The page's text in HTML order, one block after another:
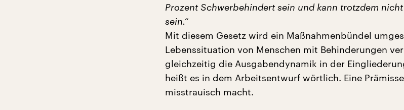
Prozent Schwerbehindert sein und kann trotzdem
sein.“
Mit diesem Gesetz wird ein Maßnahmenbündel
Lebenssituation von Menschen mit Behinderungen
gleichzeitig die Ausgabendynamik in der
heißt es in dem Arbeitsentwurf wörtlich. Eine
misstrauisch macht.